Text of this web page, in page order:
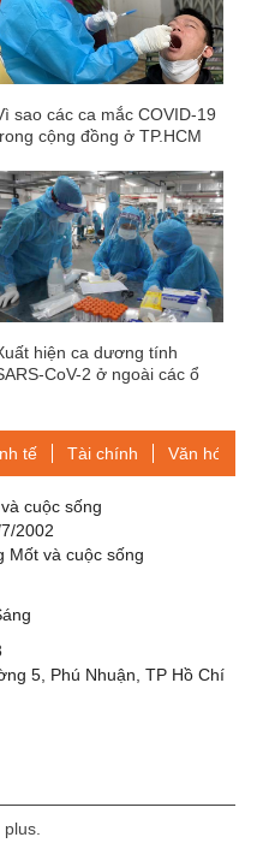
sao các ca mắc COVID-19
cộng đồng ở TP.HCM
hiện ca dương tính
CoV-2 ở ngoài các ổ
tế Tài chính Văn hóa-
cuộc sống
2002
Mốt và cuộc sống
5, Phú Nhuận, TP Hồ Chí